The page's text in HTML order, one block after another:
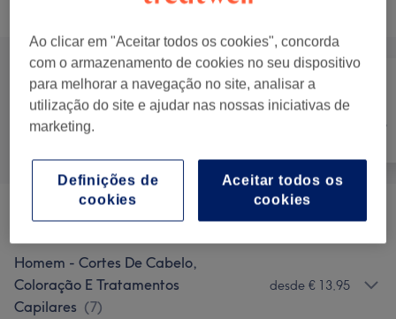
Tudo
Cabeleireiro e
Depilação
Barbearia Ninja Master (10 ) desde € 3,95
Homem - Cortes De Cabelo,
Coloração E Tratamentos
Capilares (7)
desde € 13,95
Ao clicar em "Aceitar todos os cookies", concorda
com o armazenamento de cookies no seu dispositivo
para melhorar a navegação no site, analisar a
utilização do site e ajudar nas nossas iniciativas de
marketing.
Aceitar todos os
cookies
Definições de
cookies